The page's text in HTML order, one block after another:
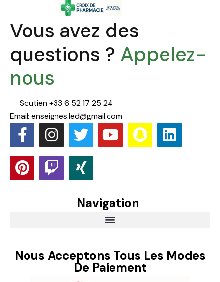
Vous avez des
questions ? Appelez-
nous
Soutien +33 6 52 17 25 24
Email: enseignes.led@gmail.com
Navigation
Nous Acceptons Tous Les Modes
De Paiement